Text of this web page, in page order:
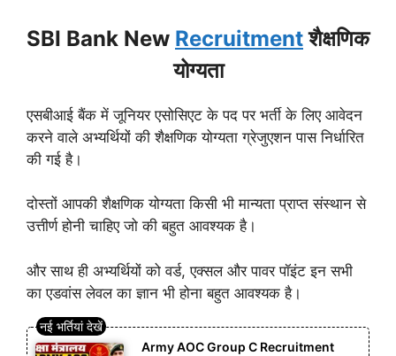
SBI Bank New Recruitmentशैक्षणिक
योग्यता
एसबीआई बैंक में जूनियर एसोसिएट के पद पर भर्ती के लिए आवेदन
करने वाले अभ्यर्थियों की शैक्षणिक योग्यता ग्रेजुएशन पास निर्धारित
की गई है।
दोस्तों आपकी शैक्षणिक योग्यता किसी भी मान्यता प्राप्त संस्थान से
उत्तीर्ण होनी चाहिए जो की बहुत आवश्यक है।
और साथ ही अभ्यर्थियों को वर्ड, एक्सल और पावर पॉइंट इन सभी
का एडवांस लेवल का ज्ञान भी होना बहुत आवश्यक है।
Army AOC Group C Recruitment